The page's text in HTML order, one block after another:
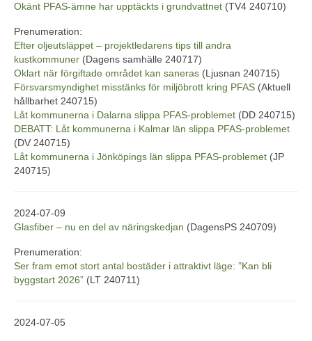
Okänt PFAS-ämne har upptäckts i grundvattnet (TV4 240710)
Prenumeration:
Efter oljeutsläppet – projektledarens tips till andra
kustkommuner (Dagens samhälle 240717)
Oklart när förgiftade området kan saneras (Ljusnan 240715)
Försvarsmyndighet misstänks för miljöbrott kring PFAS (Aktuell
hållbarhet 240715)
Låt kommunerna i Dalarna slippa PFAS-problemet (DD 240715)
DEBATT: Låt kommunerna i Kalmar län slippa PFAS-problemet
(DV 240715)
Låt kommunerna i Jönköpings län slippa PFAS-problemet (JP
240715)
2024-07-09
Glasfiber – nu en del av näringskedjan (DagensPS 240709)
Prenumeration:
Ser fram emot stort antal bostäder i attraktivt läge: ”Kan bli
byggstart 2026” (LT 240711)
2024-07-05